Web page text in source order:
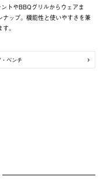
トやBBQグリルからウェアま
ップ。機能性と使いやすさを兼
。
ベンチ